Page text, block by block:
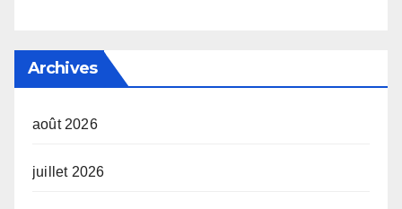
Archives
août 2026
juillet 2026